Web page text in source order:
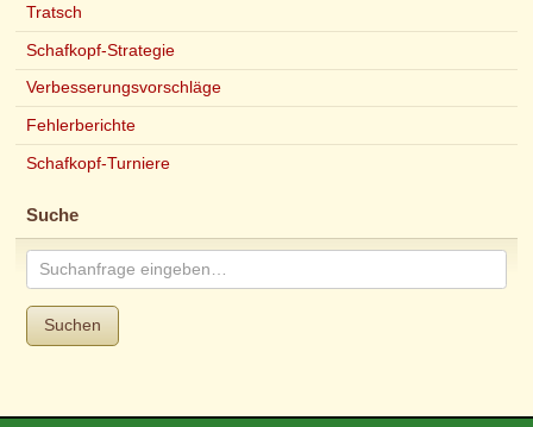
Tratsch
Schafkopf-Strategie
Verbesserungsvorschläge
Fehlerberichte
Schafkopf-Turniere
Suche
Suchen